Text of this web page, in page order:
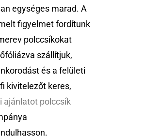
egységes marad. A
figyelmet fordítunk
polccsíkokat
szállítjuk,
és a felületi
kivitelezőt keres,
ajánlatot polccsík